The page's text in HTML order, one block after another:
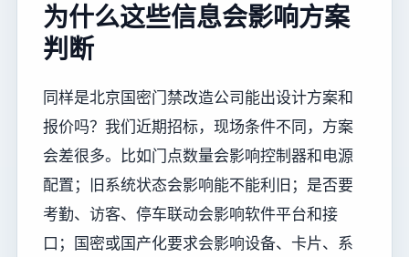
为什么这些信息会影响方案
判断
同样是北京国密门禁改造公司能出设计方案和
报价吗？我们近期招标，现场条件不同，方案
会差很多。比如门点数量会影响控制器和电源
配置；旧系统状态会影响能不能利旧；是否要
考勤、访客、停车联动会影响软件平台和接
口；国密或国产化要求会影响设备、卡片、系